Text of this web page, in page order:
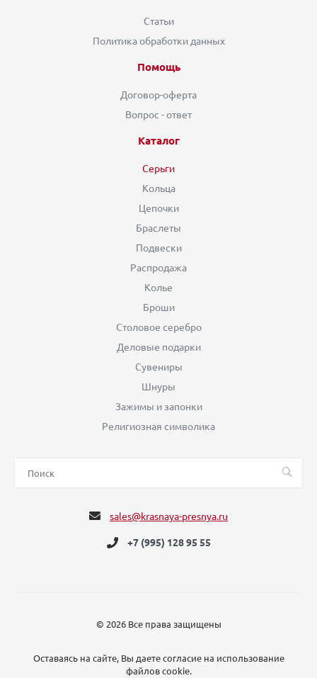
Статьи
Политика обработки данных
Помощь
Договор-оферта
Вопрос - ответ
Каталог
Серьги
Кольца
Цепочки
Браслеты
Подвески
Распродажа
Колье
Броши
Столовое серебро
Деловые подарки
Сувениры
Шнуры
Зажимы и запонки
Религиозная символика
sales@krasnaya-presnya.ru
+7 (995) 128 95 55
© 2026 Все права защищены
Оставаясь на сайте, Вы даете согласие на использование
файлов cookie.